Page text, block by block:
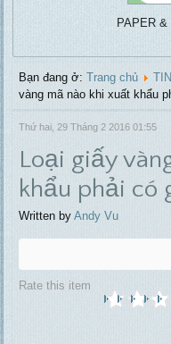
PAPER
Bạn đang ở:Trang chủ
vàng mã nào khi xuất khẩu
Thứ hai, 29 Tháng 2 2016 01:55
Loại giấy
khẩu phải có
Written byAndy Vu
Rate this item